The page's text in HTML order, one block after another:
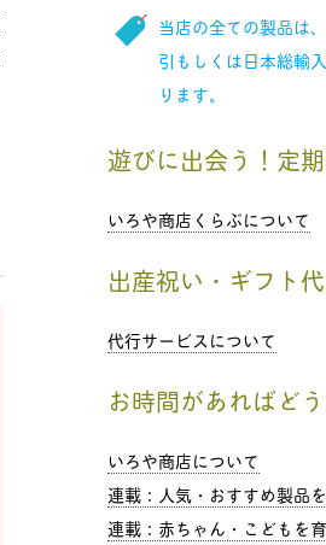
当店の全ての製品は
引もしくは日本総輸
ります。
遊びに出会う！定
いろや商店くらぶについて
出産祝い・ギフト
代行サービスについて
お時間があればど
いろや商店について
連載：人気・おすすめ製品
連載：赤ちゃん・こどもを